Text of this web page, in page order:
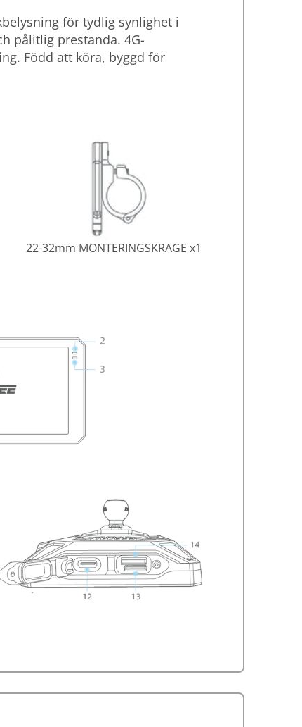
för tydlig synlighet i
pålitlig prestanda. 4G-
Född att köra, byggd för
22-32mm MONTERINGSKRAGE x1